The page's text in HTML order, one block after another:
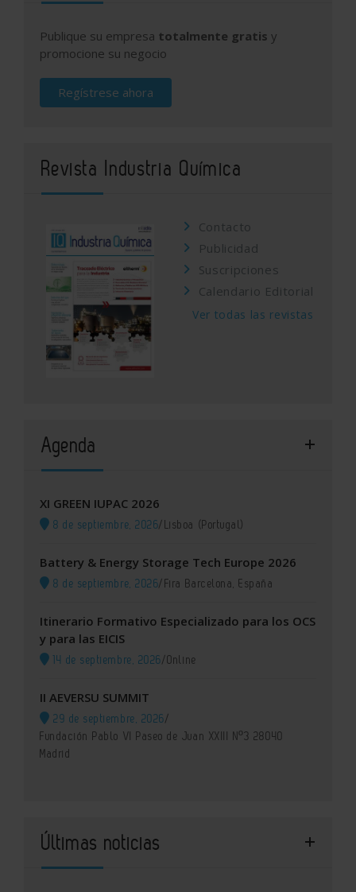
Publique su empresa totalmente gratis y
promocione su negocio
Regístrese ahora
Revista Industria Química
Contacto
Publicidad
Suscripciones
Calendario Editorial
Ver todas las revistas
Agenda
XI GREEN IUPAC 2026
8 de septiembre, 2026/Lisboa (Portugal)
Battery & Energy Storage Tech Europe 2026
8 de septiembre, 2026/Fira Barcelona, España
Itinerario Formativo Especializado para los OCS
y para las EICIS
14 de septiembre, 2026/Online
II AEVERSU SUMMIT
29 de septiembre, 2026/
Fundación Pablo VI Paseo de Juan XXIII Nº3 28040
Madrid
Últimas noticias